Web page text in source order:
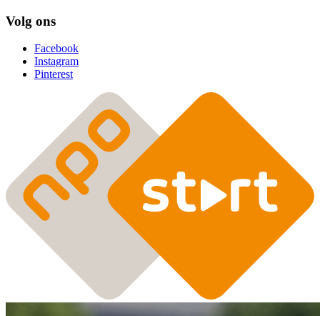
Volg ons
Facebook
Instagram
Pinterest